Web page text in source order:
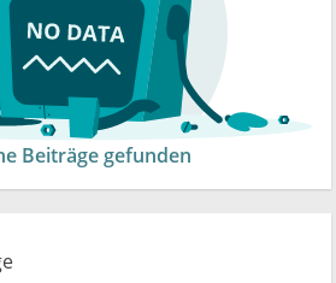
Beiträge gefunden